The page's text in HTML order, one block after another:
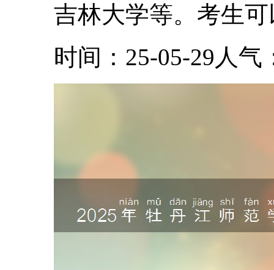
吉林大学等。考生可
时间：25-05-29 人气